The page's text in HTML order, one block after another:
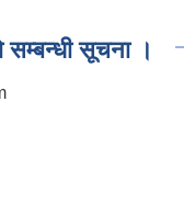
सम्बन्धी सूचना ।